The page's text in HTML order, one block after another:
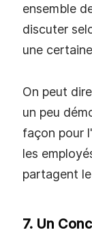
ensemble
discuter
une
On peut
un peu
façon pour
les
partagent
7. Un